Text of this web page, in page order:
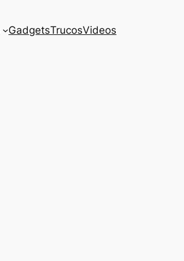
GadgetsTrucosVideos